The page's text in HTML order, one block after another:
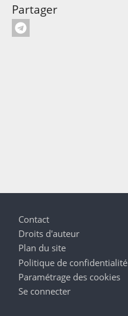
Partager
Pied de page
Contact
Droits d'auteur
Plan du site
Politique de confidentialité
Paramétrage des cookies
Se connecter